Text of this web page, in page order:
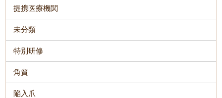
提携医療機関
未分類
特別研修
角質
陥入爪